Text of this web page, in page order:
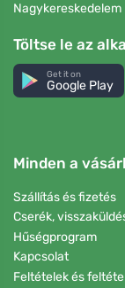
Nagykereskedelem
Töltse le az
Get it on
Google Play
Minden a
Szállítás és fizetés
Cserék,
Hűségprogram
Kapcsolat
Feltételek és